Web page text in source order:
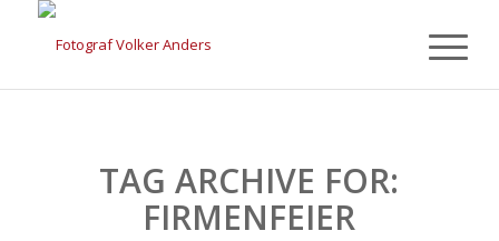
TAG ARCHIVE FOR:
FIRMENFEIER